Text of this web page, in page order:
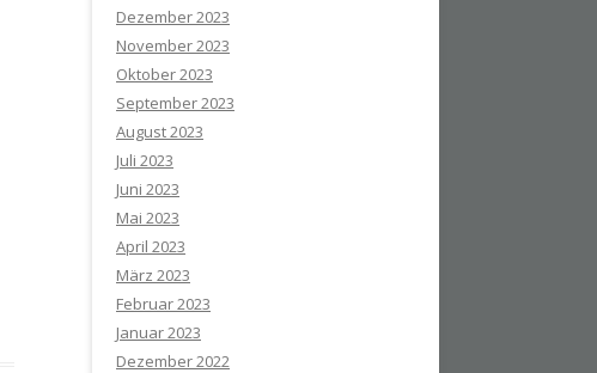
Dezember 2023
November 2023
Oktober 2023
September 2023
August 2023
Juli 2023
Juni 2023
Mai 2023
April 2023
März 2023
Februar 2023
Januar 2023
Dezember 2022